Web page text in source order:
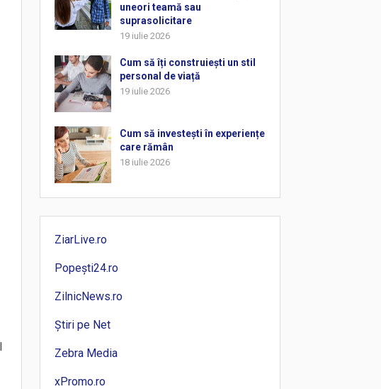
uneori teamă sau
suprasolicitare
19 iulie 2026
Cum să îți construiești un stil
personal de viață
19 iulie 2026
Cum să investești în experiențe
care rămân
18 iulie 2026
ZiarLive.ro
Popești24.ro
ZilnicNews.ro
Știri pe Net
Zebra Media
xPromo.ro